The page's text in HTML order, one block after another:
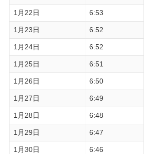
1月22日 6:53
1月23日 6:52
1月24日 6:52
1月25日 6:51
1月26日 6:50
1月27日 6:49
1月28日 6:48
1月29日 6:47
1月30日 6:46